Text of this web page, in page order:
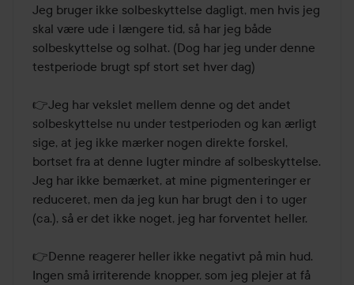
Jeg bruger ikke solbeskyttelse dagligt, men hvis jeg
skal være ude i længere tid, så har jeg både
solbeskyttelse og solhat. (Dog har jeg under denne
testperiode brugt spf stort set hver dag)
👉Jeg har vekslet mellem denne og det andet
solbeskyttelse nu under testperioden og kan ærligt
sige, at jeg ikke mærker nogen direkte forskel,
bortset fra at denne lugter mindre af solbeskyttelse.
Jeg har ikke bemærket, at mine pigmenteringer er
reduceret, men da jeg kun har brugt den i to uger
(ca.), så er det ikke noget, jeg har forventet heller.
👉Denne reagerer heller ikke negativt på min hud.
Ingen små irriterende knopper, som jeg plejer at få